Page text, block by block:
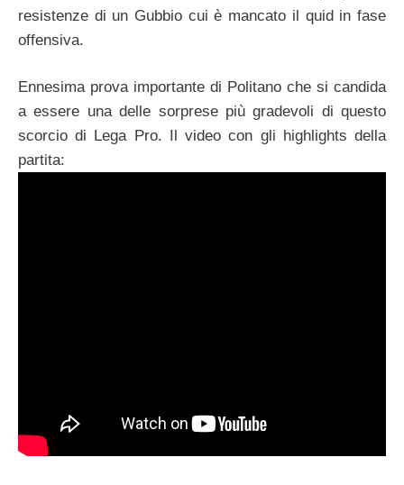
resistenze di un Gubbio cui è mancato il quid in fase
offensiva.
Ennesima prova importante di Politano che si candida
a essere una delle sorprese più gradevoli di questo
scorcio di Lega Pro. Il video con gli highlights della
partita: